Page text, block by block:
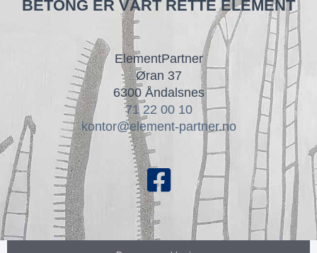
BETONG ER VÅRT RETTE ELEMENT
ElementPartner
Øran 37
6300 Åndalsnes
71 22 00 10
kontor@element-partner.no